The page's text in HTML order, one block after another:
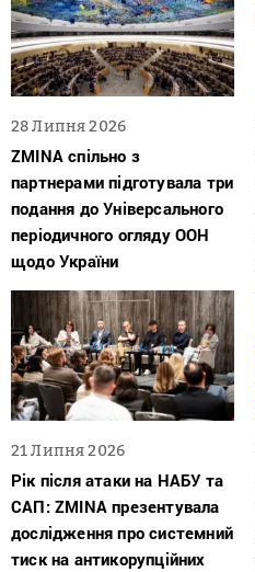
28 Липня 2026
ZMINA спільно з
партнерами підготувала три
подання до Універсального
періодичного огляду ООН
щодо України
21 Липня 2026
Рік після атаки на НАБУ та
САП: ZMINA презентувала
дослідження про системний
тиск на антикорупційних